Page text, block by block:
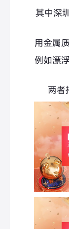
其中深
用金属
例如漂
两者